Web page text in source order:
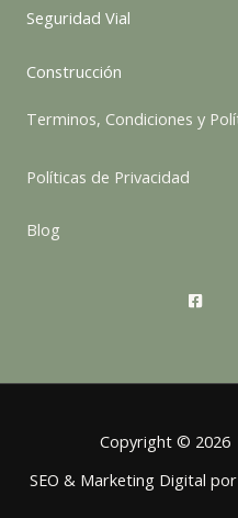
Seguridad Vial
Construcción
Terminos, Condiciones y
Políticas de Privacidad
Blog
Copyright © 2026
SEO & Marketing Digital por